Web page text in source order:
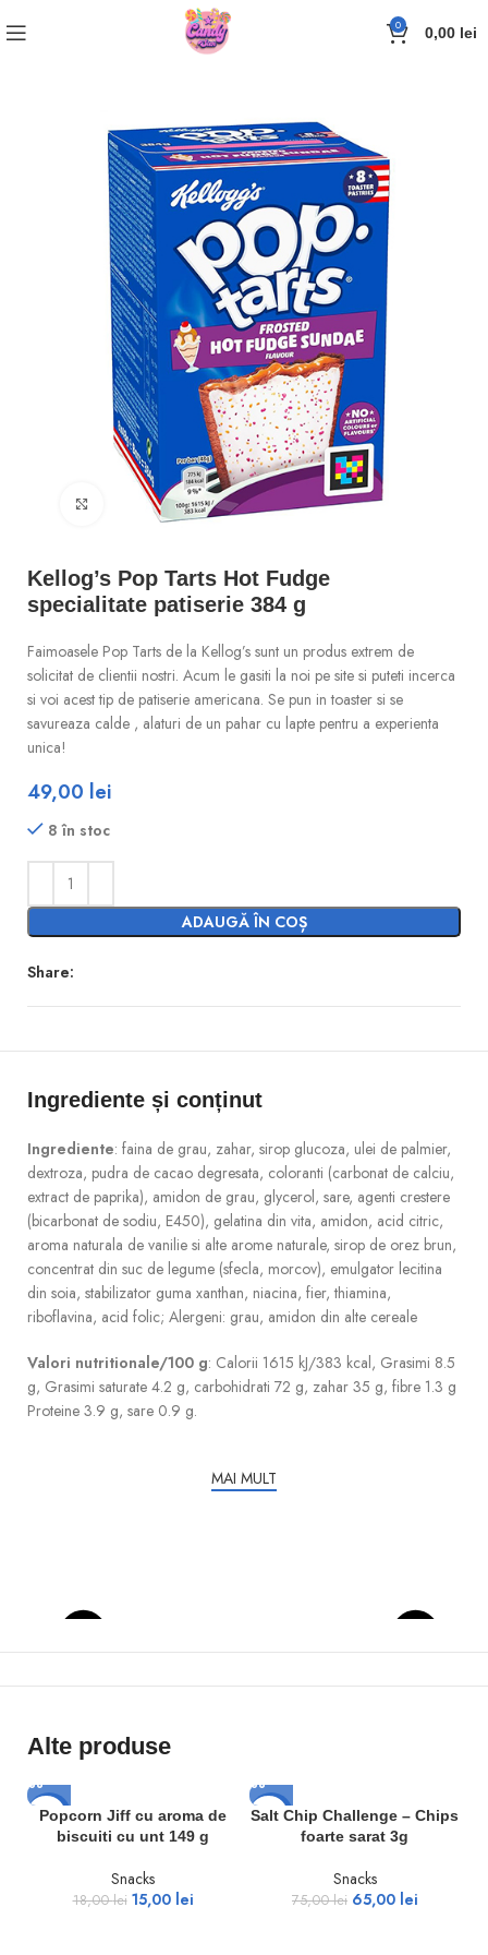
0 0,00 lei
Click to enlarge
Kellog’s Pop Tarts Hot Fudge
specialitate patiserie 384 g
Faimoasele Pop Tarts de la Kellog’s sunt un produs extrem de
solicitat de clientii nostri. Acum le gasiti la noi pe site si puteti incerca
si voi acest tip de patiserie americana. Se pun in toaster si se
savureaza calde , alaturi de un pahar cu lapte pentru a experienta
unica!
49,00 lei
8 în stoc
ADAUGĂ ÎN COȘ
Share:
Ingrediente și conținut
Ingrediente: faina de grau, zahar, sirop glucoza, ulei de palmier,
dextroza, pudra de cacao degresata, coloranti (carbonat de calciu,
extract de paprika), amidon de grau, glycerol, sare, agenti crestere
(bicarbonat de sodiu, E450), gelatina din vita, amidon, acid citric,
aroma naturala de vanilie si alte arome naturale, sirop de orez brun,
concentrat din suc de legume (sfecla, morcov), emulgator lecitina
din soia, stabilizator guma xanthan, niacina, fier, thiamina,
riboflavina, acid folic; Alergeni: grau, amidon din alte cereale
Valori nutritionale/100 g: Calorii 1615 kJ/383 kcal, Grasimi 8.5
g, Grasimi saturate 4.2 g, carbohidrati 72 g, zahar 35 g, fibre 1.3 g
Proteine 3.9 g, sare 0.9 g.
MAI MULT
Alte produse
-17%
Popcorn Jiff cu aroma de
biscuiti cu unt 149 g
Snacks
18,00lei 15,00 lei
-13%
Salt Chip Challenge – Chips
foarte sarat 3g
Snacks
75,00lei 65,00 lei